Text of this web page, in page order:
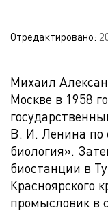
Отредактировано:
Михаил
Москве в 1958
В. И. Ленина по
биология».
биостанции в
Красноярского
промысловик в